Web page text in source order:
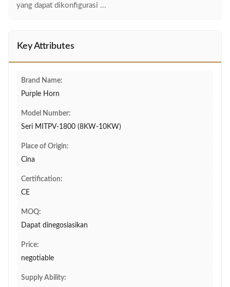
yang dapat dikonfigurasi ...
Key Attributes
Brand Name:
Purple Horn
Model Number:
Seri MITPV-1800 (8KW-10KW)
Place of Origin:
Cina
Certification:
CE
MOQ:
Dapat dinegosiasikan
Price:
negotiable
Supply Ability: